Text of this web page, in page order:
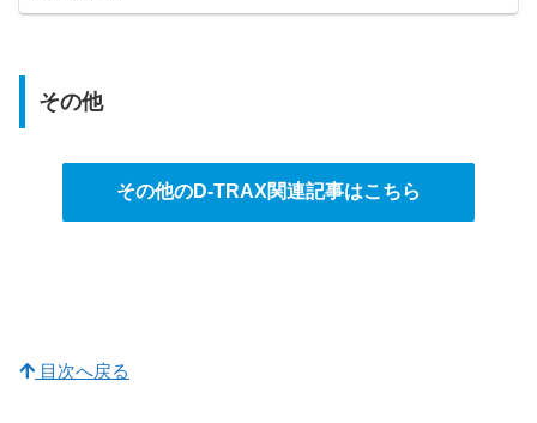
その他
その他のD-TRAX関連記事はこちら
目次へ戻る